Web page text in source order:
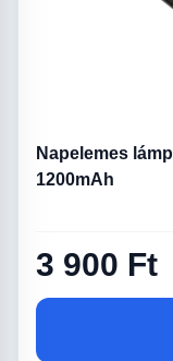
Napelemes
1200mAh
3 900 Ft